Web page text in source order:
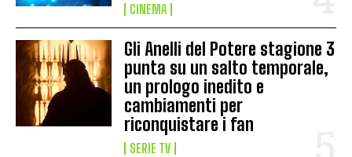
CINEMA
Gli Anelli del Potere stagione 3
punta su un salto temporale,
un prologo inedito e
cambiamenti per
riconquistare i fan
SERIE TV